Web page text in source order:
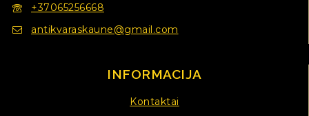
+37065256668
antikvaraskaune@gmail.com
INFORMACIJA
Kontaktai